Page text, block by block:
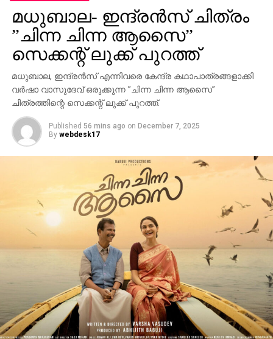
മധുബാല- ഇന്ദ്രന്‍സ് ചിത്രം
”ചിന്ന ചിന്ന ആസൈ”
സെക്കന്റ് ലുക്ക് പുറത്ത്
മധുബാല, ഇന്ദ്രന്‍സ് എന്നിവരെ കേന്ദ്ര കഥാപാത്രങ്ങളാക്കി
വര്‍ഷാ വാസുദേവ് ഒരുക്കുന്ന ”ചിന്ന ചിന്ന ആസൈ”
ചിത്രത്തിന്റെ സെക്കന്റ് ലുക്ക് പുറത്ത്.
Published 56 mins ago on December 7, 2025
By webdesk17